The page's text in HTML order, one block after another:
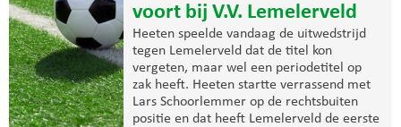
voort bij V.V. Lemelerveld
Heeten speelde vandaag de uitwedstrijd
tegen Lemelerveld dat de titel kon
vergeten, maar wel een periodetitel op
zak heeft. Heeten startte verrassend met
Lars Schoorlemmer op de rechtsbuiten
positie en dat heeft Lemelerveld de eerste